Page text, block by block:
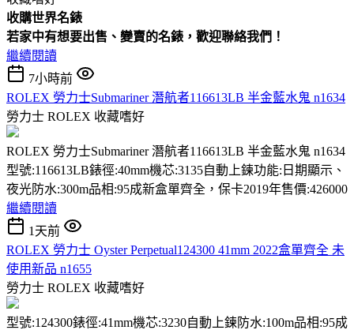
收購世界名錶
若家中有想要出售、變賣的名錶，歡迎聯絡我們！
繼續閱讀
7小時前
ROLEX 勞力士Submariner 潛航者116613LB 半金藍水鬼 n1634
勞力士 ROLEX 收藏嗜好
ROLEX 勞力士Submariner 潛航者116613LB 半金藍水鬼 n1634
型號:116613LB錶徑:40mm機芯:3135自動上鍊功能:日期顯示、
夜光防水:300m品相:95成新盒單齊全，保卡2019年售價:426000
繼續閱讀
1天前
ROLEX 勞力士 Oyster Perpetual124300 41mm 2022盒單齊全 未
使用新品 n1655
勞力士 ROLEX 收藏嗜好
型號:124300錶徑:41mm機芯:3230自動上鍊防水:100m品相:95成